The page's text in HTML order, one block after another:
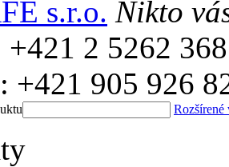
s.r.o. Nikto
2 5262
+421 905 926